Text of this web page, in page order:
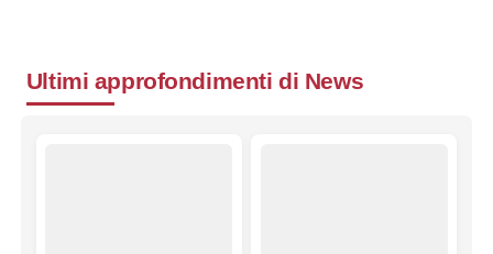
Ultimi approfondimenti di News